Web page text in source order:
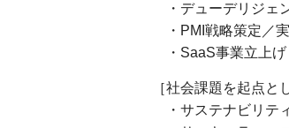
・デューデリジェ
・PMI戦略策定／実
・SaaS事業立上げ
［社会課題を起点と
・サステナビリテ